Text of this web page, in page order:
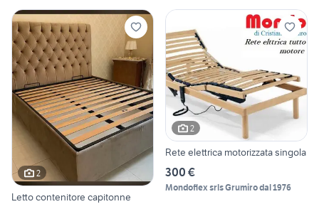
2
Letto contenitore capitonne
2
Rete elettrica motorizzata singola
300 €
Mondoflex srls Grumiro dal 1976